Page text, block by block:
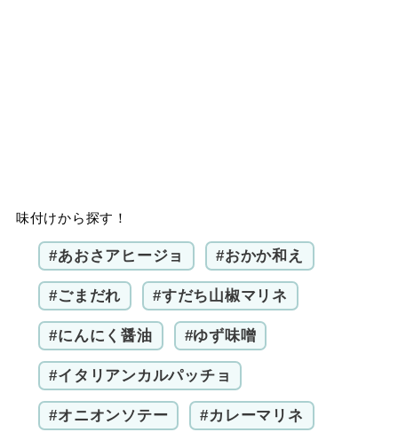
味付けから探す！
#あおさアヒージョ #おかか和え
#ごまだれ #すだち山椒マリネ
#にんにく醤油 #ゆず味噌
#イタリアンカルパッチョ
#オニオンソテー #カレーマリネ